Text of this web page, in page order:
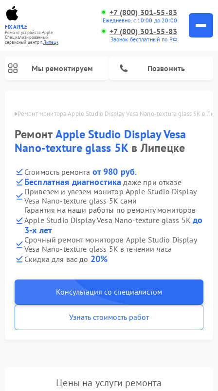
FIX-APPLE
Ремонт устройств Apple
Специализированный
cервисный центр г.Липецк
+7 (800) 301-55-83
Ежедневно, с 10:00 до 20:00
+7 (800) 301-55-83
Звонок бесплатный по РФ
Мы ремонтируем Позвонить
Ремонт монитора Apple Studio Display Vesa Nano-texture glass 5К в
РемонтApple Studio Display Vesa
Nano-texture glass 5К в Липецке
Стоимость ремонта от 980 руб.
Бесплатная диагностика даже при отказе
Привезем и увезем монитор Apple Studio Display
Vesa Nano-texture glass 5К сами
Гарантия на наши работы по ремонту мониторов
Apple Studio Display Vesa Nano-texture glass 5Кдо
3-х лет
Срочный ремонт мониторов Apple Studio Display
Vesa Nano-texture glass 5К в течении часа
Скидка для вас до 20%
Консультация со специалистом
Узнать стоимость работ
Цены на услуги ремонта